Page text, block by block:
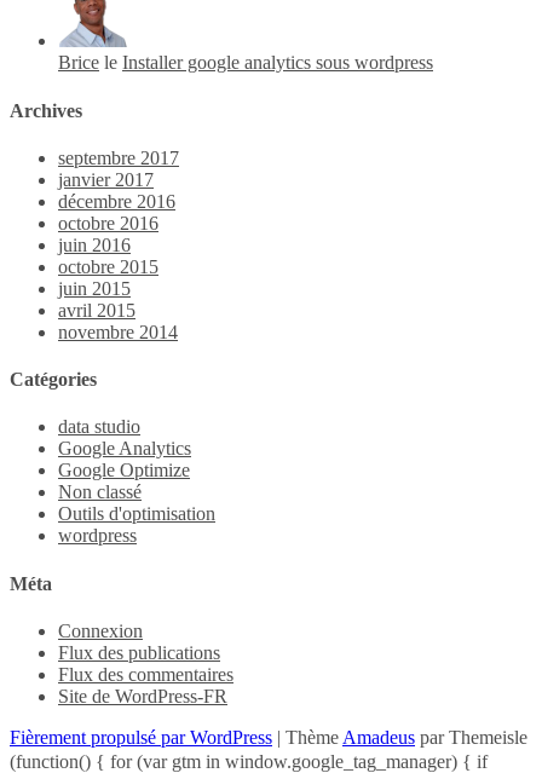
Brice le Installer google analytics sous wordpress
Archives
septembre 2017
janvier 2017
décembre 2016
octobre 2016
juin 2016
octobre 2015
juin 2015
avril 2015
novembre 2014
Catégories
data studio
Google Analytics
Google Optimize
Non classé
Outils d'optimisation
wordpress
Méta
Connexion
Flux des publications
Flux des commentaires
Site de WordPress-FR
Fièrement propulsé par WordPress | Thème Amadeus par Themeisle
(function() { for (var gtm in window.google_tag_manager) { if